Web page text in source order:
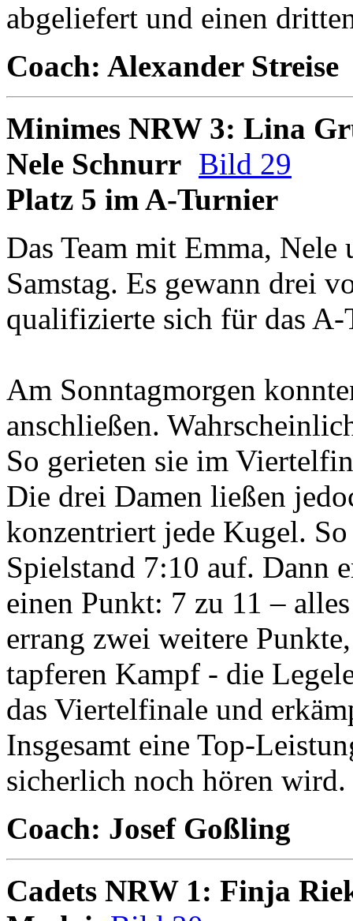
abgeliefert und einen
Coach: Alexander Streise
Minimes NRW 3: Lina
Nele Schnurr Bild 29
Platz 5 im A-Turnier
Das Team mit Emma,
Samstag. Es gewann drei
qualifizierte sich für das A-
Am Sonntagmorgen
anschließen.
So gerieten sie im
Die drei Damen ließen
konzentriert jede Kugel.
Spielstand 7:10 auf. Dann
einen Punkt: 7 zu 11 –
errang zwei weitere
tapferen Kampf - die
das Viertelfinale und
Insgesamt eine Top-
sicherlich noch hören wird.
Coach: Josef Goßling
Cadets NRW 1: Finja